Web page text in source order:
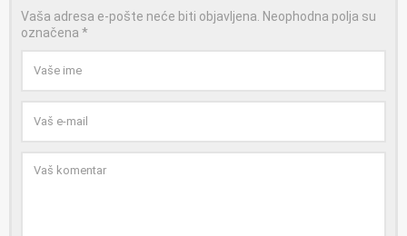
Vaša adresa e-pošte neće biti objavljena. Neophodna polja su
označena *